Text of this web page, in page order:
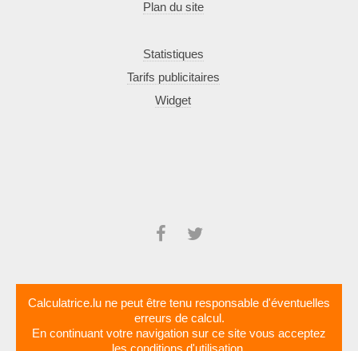
Plan du site
Statistiques
Tarifs publicitaires
Widget
Calculatrice.lu ne peut être tenu responsable d'éventuelles
erreurs de calcul.
En continuant votre navigation sur ce site vous acceptez
les conditions d'utilisation.